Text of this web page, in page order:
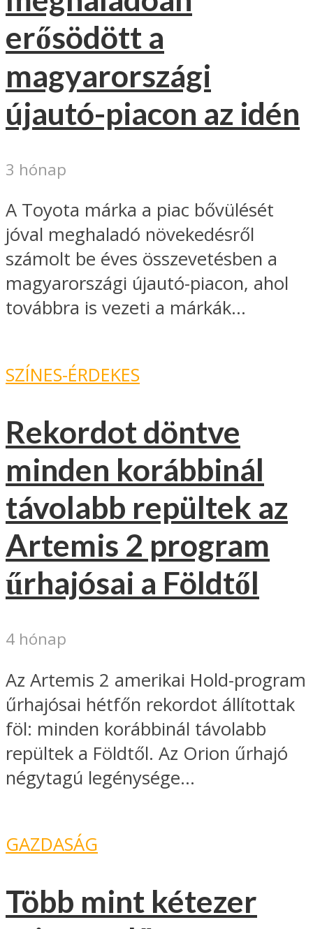
erősödött a
magyarországi
újautó-piacon az idén
3 hónap
A Toyota márka a piac bővülését
jóval meghaladó növekedésről
számolt be éves összevetésben a
magyarországi újautó-piacon, ahol
továbbra is vezeti a márkák...
SZÍNES-ÉRDEKES
Rekordot döntve
minden korábbinál
távolabb repültek az
Artemis 2 program
űrhajósai a Földtől
4 hónap
Az Artemis 2 amerikai Hold-program
űrhajósai hétfőn rekordot állítottak
föl: minden korábbinál távolabb
repültek a Földtől. Az Orion űrhajó
négytagú legénysége...
GAZDASÁG
Több mint kétezer